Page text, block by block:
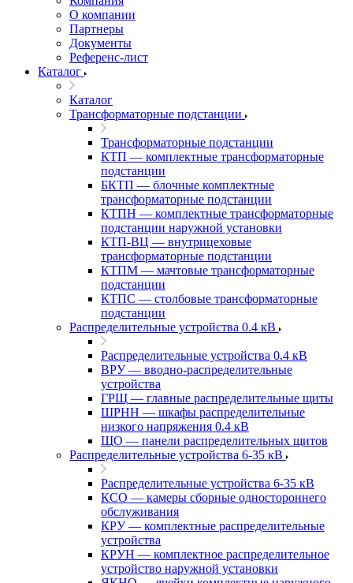
О компании
Партнеры
Документы
Референс-лист
Каталог
Каталог
Трансформаторные подстанции
Трансформаторные подстанции
КТП — комплектные трансформаторные
подстанции
БКТП — блочные комплектные
трансформаторные подстанции
КТПН — комплектные трансформаторные
подстанции наружной установки
КТП-ВЦ — внутрицеховые
трансформаторные подстанции
КТПМ — мачтовые трансформаторные
подстанции
КТПС — столбовые трансформаторные
подстанции
Распределительные устройства 0.4 кВ
Распределительные устройства 0.4 кВ
ВРУ — вводно-распределительные
устройства
ГРЩ — главные распределительные щиты
ШРНН — шкафы распределительные
низкого напряжения 0.4 кВ
ЩО — панели распределительных щитов
Распределительные устройства 6-35 кВ
Распределительные устройства 6-35 кВ
КСО — камеры сборные одностороннего
обслуживания
КРУ — комплектные распределительные
устройства
КРУН — комплектное распределительное
устройство наружной установки